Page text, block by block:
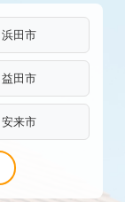
浜田市
益田市
安来市